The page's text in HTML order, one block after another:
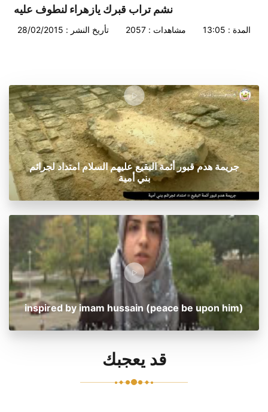
نشم تراب قبرك يازهراء لنطوف عليه
تأريخ النشر : 28/02/2015 مشاهدات : 2057 المدة : 13:05
جريمة هدم قبور أئمة البقيع عليهم السلام امتداد لجرائم
بني أمية
inspired by imam hussain (peace be upon him)
قد يعجبك